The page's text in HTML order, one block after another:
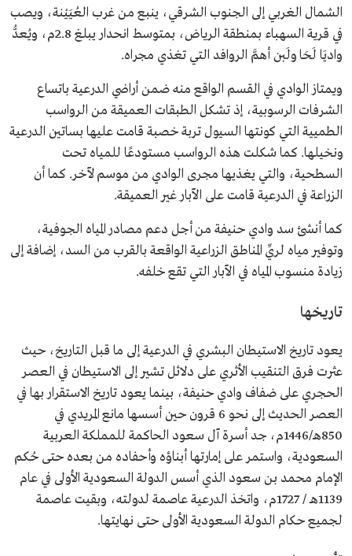
الشمال الغربي إلى الجنوب الشرقي، ينبع من غرب العُيَيْنة، ويصب
في قرية السهباء بمنطقة الرياض، بمتوسط انحدار يبلغ 2.8م، ويُعدُّ
واديَا لَحَا ولَبن أهمَّ الروافد التي تغذي مجراه.
ويمتاز الوادي في القسم الواقع منه ضمن أراضي الدرعية باتساع
الشرفات الرسوبية، إذ تشكل الطبقات العميقة من الرواسب
الطميية التي كونتها السيول تربة خصبة قامت عليها بساتين الدرعية
ونخيلها. كما شكلت هذه الرواسب مستودعًا للمياه تحت
السطحية، والتي يغذيها مجرى الوادي من موسم لآخر. كما أن
الزراعة في الدرعية قامت على الآبار غير العميقة.
كما أنشئ سد وادي حنيفة من أجل دعم مصادر المياه الجوفية،
وتوفير مياه لريِّ المناطق الزراعية الواقعة بالقرب من السد، إضافة إلى
زيادة منسوب المياه في الآبار التي تقع خلفه.
تاريخها
يعود تاريخ الاستيطان البشري في الدرعية إلى ما قبل التاريخ، حيث
عثرت فرق التنقيب الأثري على دلائل تشير إلى الاستيطان في العصر
الحجري على ضفاف وادي حنيفة، بينما يعود تاريخ الاستقرار بها في
العصر الحديث إلى نحو 6 قرون حين أسسها مانع المريدي في
850هـ/1446م، جد أسرة آل سعود الحاكمة للمملكة العربية
السعودية، واستمر على إمارتها أبناؤه وأحفاده من بعده حتى حُكم
الإمام محمد بن سعود الذي أسس الدولة السعودية الأولى في عام
1139هـ / 1727م، واتخذ الدرعية عاصمة لدولته، وبقيت عاصمة
لجميع حكام الدولة السعودية الأولى حتى نهايتها.